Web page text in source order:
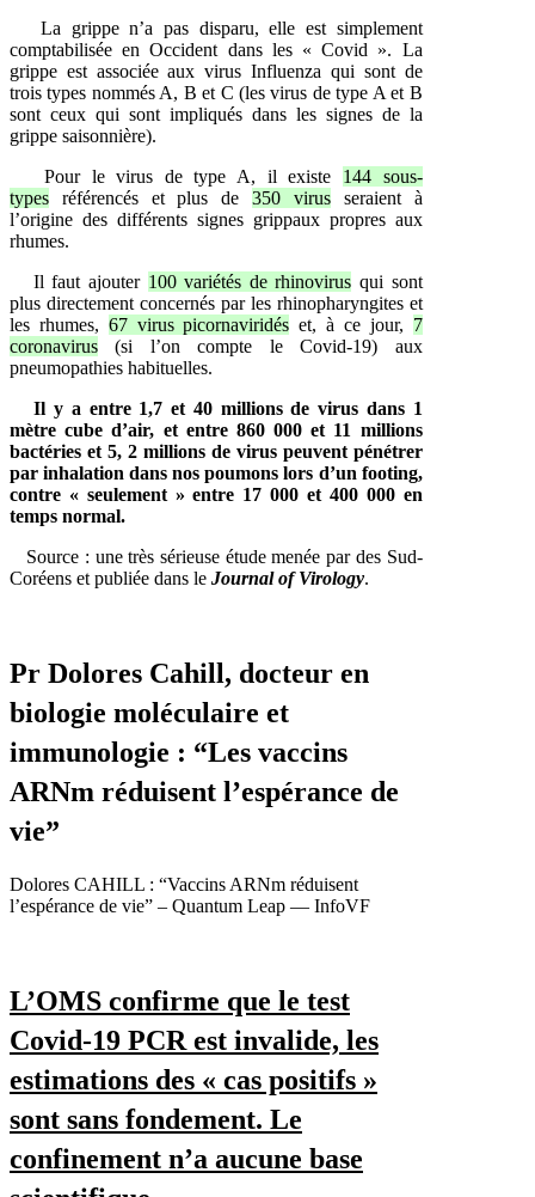
La grippe n’a pas disparu, elle est simplement
comptabilisée en Occident dans les « Covid ». La
grippe est associée aux virus Influenza qui sont de
trois types nommés A, B et C (les virus de type A et B
sont ceux qui sont impliqués dans les signes de la
grippe saisonnière).
Pour le virus de type A, il existe 144 sous-
types référencés et plus de350 virusseraient à
l’origine des différents signes grippaux propres aux
rhumes.
Il faut ajouter 100 variétés de rhinovirus qui sont
plus directement concernés par les rhinopharyngites et
les rhumes, 67 virus picornaviridés et, à ce jour, 7
coronavirus (si l’on compte le Covid-19) aux
pneumopathies habituelles.
Il y a entre 1,7 et 40 millions de virus dans 1
mètre cube d’air, et entre 860 000 et 11 millions
bactéries et 5, 2 millions de virus peuvent pénétrer
par inhalation dans nos poumons lors d’un footing,
contre « seulement » entre 17 000 et 400 000 en
temps normal.
Source : une très sérieuse étude menée par des Sud-
Coréens et publiée dans le Journal of Virology.
Pr Dolores Cahill, docteur en
biologie moléculaire et
immunologie : “Les vaccins
ARNm réduisent l’espérance de
vie”
Dolores CAHILL : “Vaccins ARNm réduisent
l’espérance de vie” – Quantum Leap — InfoVF
L’OMS confirme que le test
Covid-19 PCR est invalide, les
estimations des « cas positifs »
sont sans fondement. Le
confinement n’a aucune base